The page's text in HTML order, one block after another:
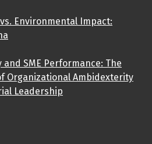
Environmental Impact:
and SME Performance: The
Organizational Ambidexterity
Leadership